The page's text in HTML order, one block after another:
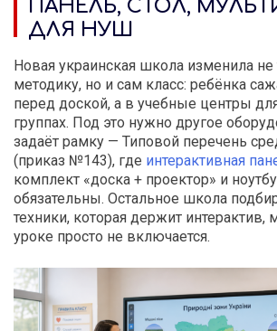
ПАНЕЛЬ, СТОЛ,
ДЛЯ НУШ
Новая украинская школа изменила не
методику, но и сам класс: ребёнка
перед доской, а в учебные центры
группах. Под это нужно другое
задаёт рамку — Типовой перечень
(приказ №143), где интерактивная
комплект «доска + проектор» и
обязательны. Остальное школа
техники, которая держит
уроке просто не включается.